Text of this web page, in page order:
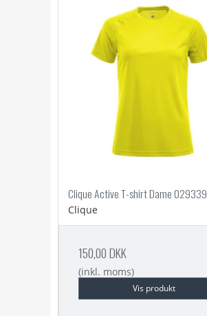
Clique Active T-shirt Dame 029339
Clique
150,00 DKK
(inkl. moms)
Vis produkt